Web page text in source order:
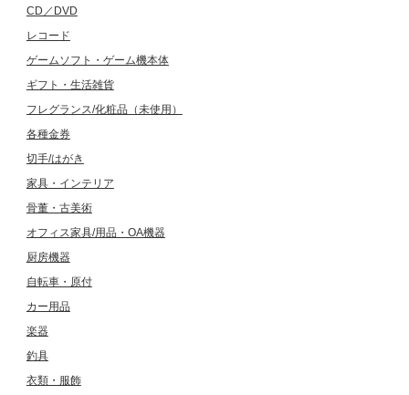
CD／DVD
レコード
ゲームソフト・ゲーム機本体
ギフト・生活雑貨
フレグランス/化粧品（未使用）
各種金券
切手/はがき
家具・インテリア
骨董・古美術
オフィス家具/用品・OA機器
厨房機器
自転車・原付
カー用品
楽器
釣具
衣類・服飾